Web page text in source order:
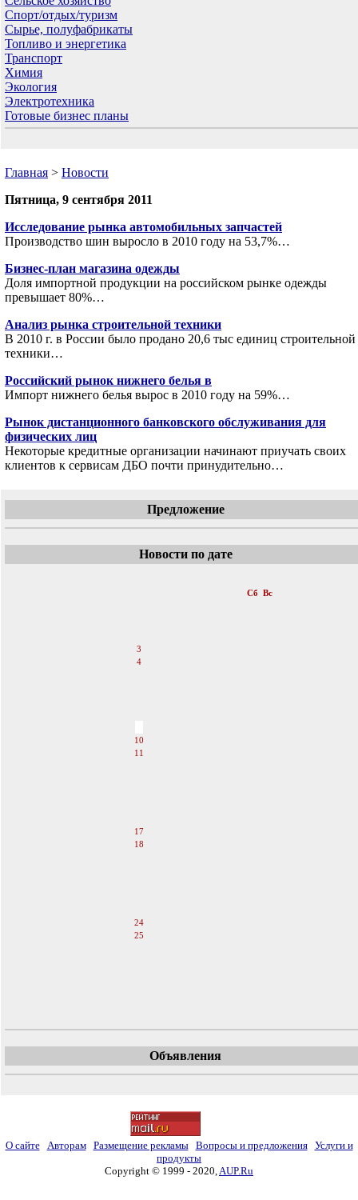
Спорт/отдых/туризм
Сырье, полуфабрикаты
Топливо и энергетика
Транспорт
Химия
Экология
Электротехника
Готовые бизнес планы
Главная > Новости
Пятница, 9 сентября 2011
Исследование рынка автомобильных запчастей
Производство шин выросло в 2010 году на 53,7%…
Бизнес-план магазина одежды
Доля импортной продукции на российском рынке одежды
превышает 80%…
Анализ рынка строительной техники
В 2010 г. в России было продано 20,6 тыс единиц строительной
техники…
Российский рынок нижнего белья в
Импорт нижнего белья вырос в 2010 году на 59%…
Рынок дистанционного банковского обслуживания для
физических лиц
Некоторые кредитные организации начинают приучать своих
клиентов к сервисам ДБО почти принудительно…
Предложение
Новости по дате
Сб Вс
3
4
10
11
17
18
24
25
Объявления
О сайте Авторам Размещение рекламы Вопросы и предложения
Услуги и
продукты
Copyright © 1999 - 2020,AUP.Ru